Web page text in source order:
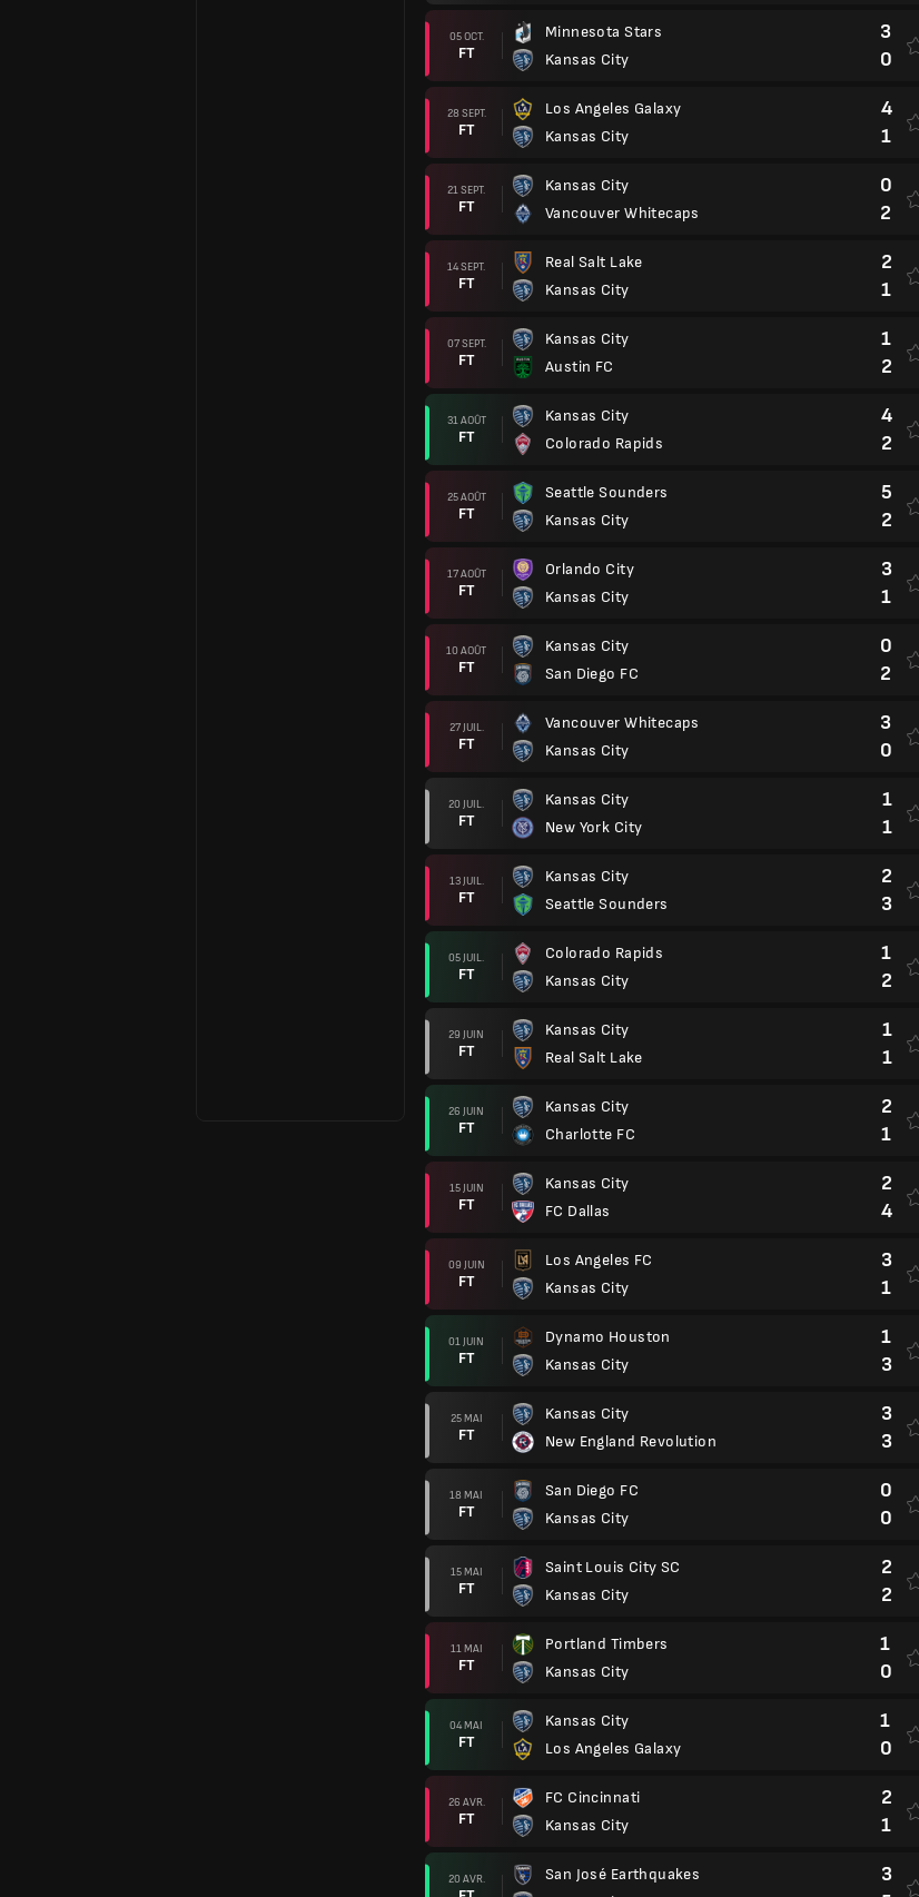
05 OCT.
FT
Minnesota Stars
Kansas City
3
0
28 SEPT.
FT
Los Angeles Galaxy
Kansas City
4
1
21 SEPT.
FT
Kansas City
Vancouver Whitecaps
0
2
14 SEPT.
FT
Real Salt Lake
Kansas City
2
1
07 SEPT.
FT
Kansas City
Austin FC
1
2
31 AOÛT
FT
Kansas City
Colorado Rapids
4
2
25 AOÛT
FT
Seattle Sounders
Kansas City
5
2
17 AOÛT
FT
Orlando City
Kansas City
3
1
10 AOÛT
FT
Kansas City
San Diego FC
0
2
27 JUIL.
FT
Vancouver Whitecaps
Kansas City
3
0
20 JUIL.
FT
Kansas City
New York City
1
1
13 JUIL.
FT
Kansas City
Seattle Sounders
2
3
05 JUIL.
FT
Colorado Rapids
Kansas City
1
2
29 JUIN
FT
Kansas City
Real Salt Lake
1
1
26 JUIN
FT
Kansas City
Charlotte FC
2
1
15 JUIN
FT
Kansas City
FC Dallas
2
4
09 JUIN
FT
Los Angeles FC
Kansas City
3
1
01 JUIN
FT
Dynamo Houston
Kansas City
1
3
25 MAI
FT
Kansas City
New England Revolution
3
3
18 MAI
FT
San Diego FC
Kansas City
0
0
15 MAI
FT
Saint Louis City SC
Kansas City
2
2
11 MAI
FT
Portland Timbers
Kansas City
1
0
04 MAI
FT
Kansas City
Los Angeles Galaxy
1
0
26 AVR.
FT
FC Cincinnati
Kansas City
2
1
20 AVR.
San José Earthquakes
3